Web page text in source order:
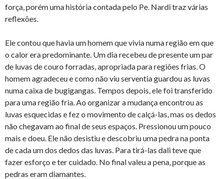
força, porém uma história contada pelo Pe. Nardi traz várias
reflexões.
Ele contou que havia um homem que vivia numa região em que
o calor era predominante. Um dia recebeu de presente um par
de luvas de couro forradas, apropriada para regiões frias. O
homem agradeceu e como não viu serventia guardou as luvas
numa caixa de bugigangas. Tempos depois, ele foi transferido
para uma região fria. Ao organizar a mudança encontrou as
luvas esquecidas e fez o movimento de calçá-las, mas os dedos
não chegavam ao final de seus espaços. Pressionou um pouco
mais e doeu. Ele não desistiu e descobriu uma pedra na ponta
de cada um dos dedos das luvas. Para tirá-las dali teve que
fazer esforço e ter cuidado. No final valeu a pena, porque as
pedras eram diamantes.